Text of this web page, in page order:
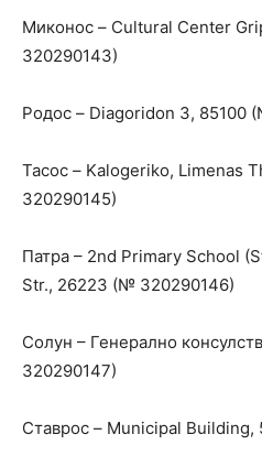
Миконос – Cultural Center
320290143)
Родос – Diagoridon 3, 85100
Тасос – Kalogeriko, Limenas
320290145)
Патра – 2nd Primary School
Str., 26223 (№ 320290146)
Солун – Генерално
320290147)
Ставрос – Municipal